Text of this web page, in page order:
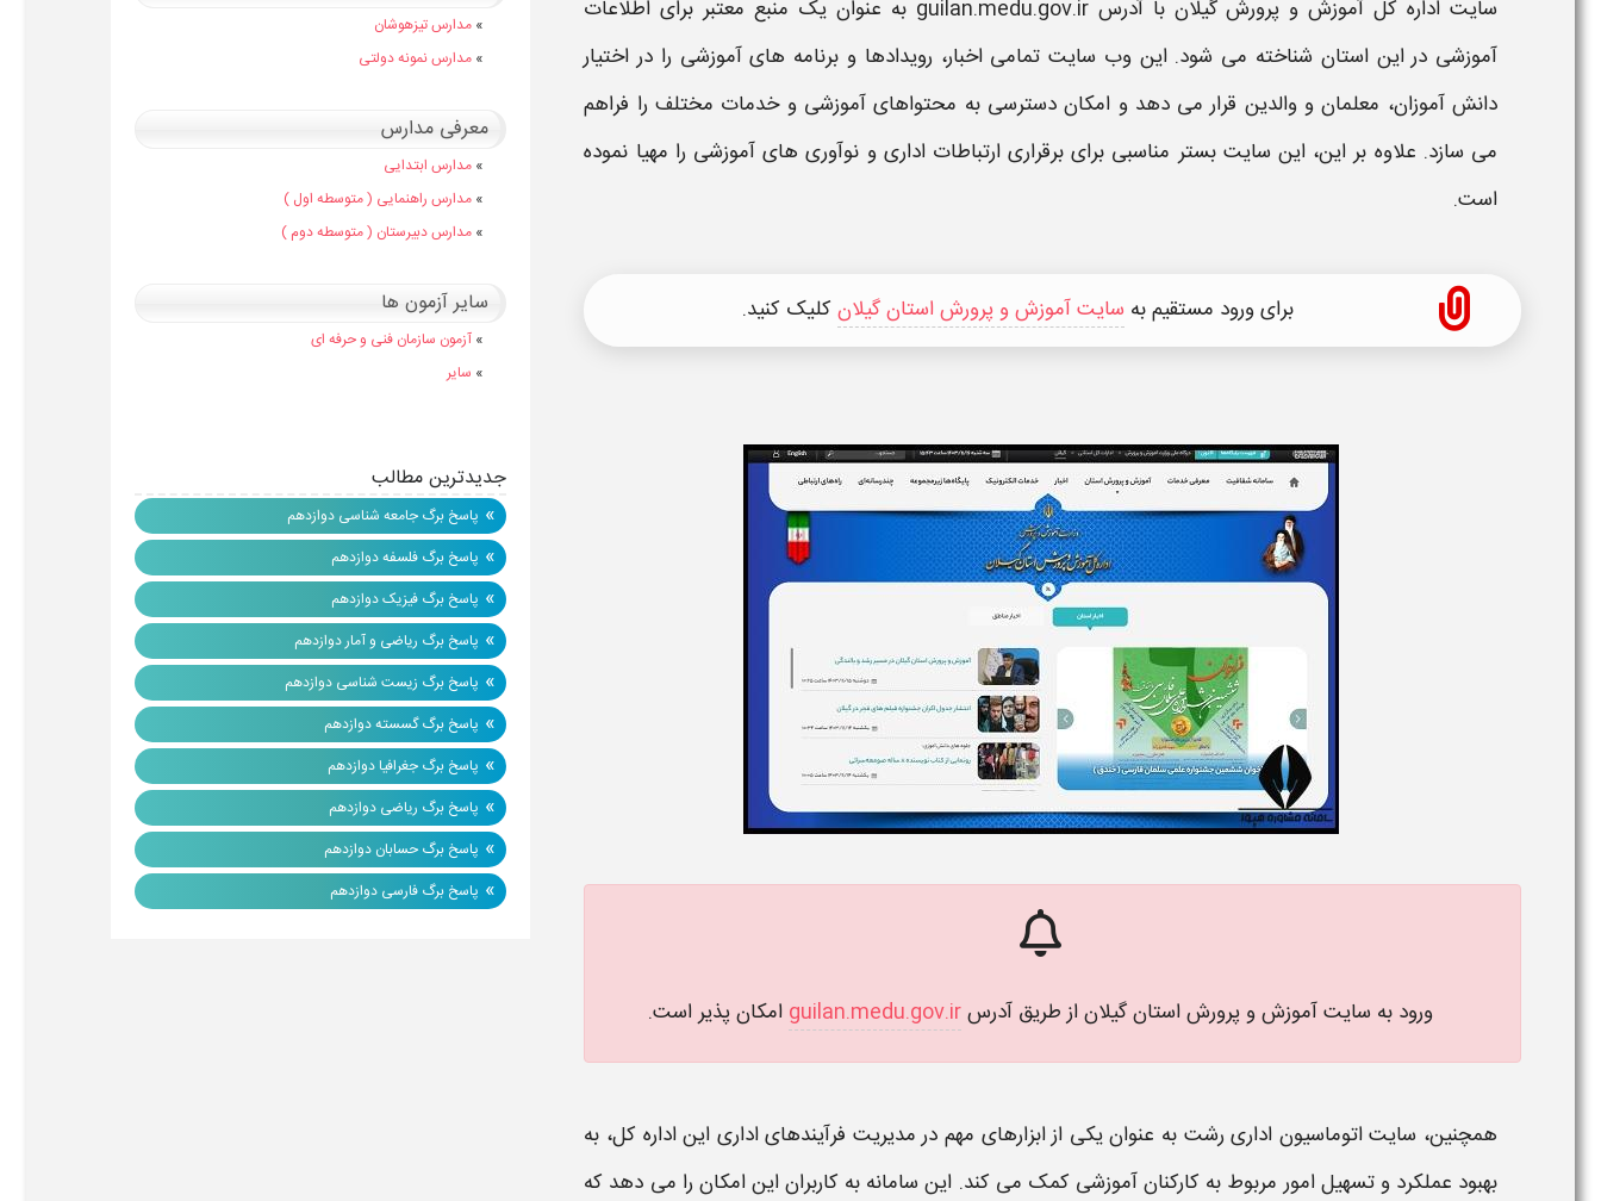
سایت اداره کل آموزش و پرورش گیلانبا آدرسguilan.medu.gov.ir به عنوان یک منبع معتبر برای اطلاعات
آموزشی در ایناستان شناخته می شود. این وب سایت تمامی اخبار، رویدادها و برنامه هایآموزشی را در اختیار
دانش آموزان، معلمان و والدین قرار می دهد و امکان دسترسی به محتواهایآموزشیو خدمات مختلف را فراهم
می سازد. علاوه بر این، این سایتبستر مناسبی برای برقراری ارتباطات اداری و نوآوری هایآموزشی را مهیا نموده
است.
برای ورود مستقیم به سایت آموزش و پرورش استان گیلان کلیک کنید.
ورود به سایت آموزش و پرورش استان گیلان از طریق آدرسguilan.medu.gov.ir امکان پذیر است.
همچنین، سایت اتوماسیون اداری رشت به عنوان یکی از ابزارهای مهم در مدیریت فرآیندهای اداری این اداره کل، به
بهبود عملکرد و تسهیل امور مربوط به کارکنانآموزشی کمک می کند. این سامانه به کاربران این امکان را می دهد که
» مدارس تیزهوشان
» مدارس نمونه دولتی
معرفی مدارس
» مدارس ابتدایی
» مدارس راهنمایی ( متوسطه اول )
» مدارس دبیرستان ( متوسطه دوم )
سایر آزمون ها
» آزمون سازمان فنی و حرفه ای
» سایر
جدیدترین مطالب
» پاسخ برگ جامعه شناسی دوازدهم
» پاسخ برگ فلسفه دوازدهم
» پاسخ برگ فیزیک دوازدهم
» پاسخ برگ ریاضی و آمار دوازدهم
» پاسخ برگ زیست شناسی دوازدهم
» پاسخ برگ گسسته دوازدهم
» پاسخ برگ جغرافیا دوازدهم
» پاسخ برگ ریاضی دوازدهم
» پاسخ برگ حسابان دوازدهم
» پاسخ برگ فارسی دوازدهم